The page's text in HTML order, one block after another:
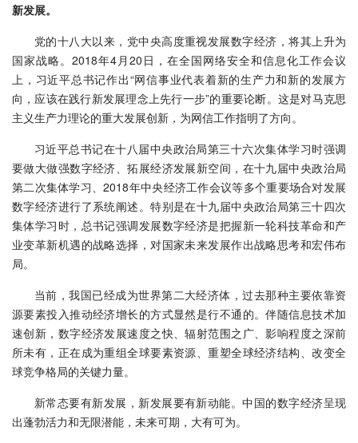
新发展。
党的十八大以来，党中央高度重视发展数字经济，将其上升为
国家战略。2018年4月20日，在全国网络安全和信息化工作会议
上，习近平总书记作出“网信事业代表着新的生产力和新的发展方
向，应该在践行新发展理念上先行一步”的重要论断。这是对马克思
主义生产力理论的重大发展创新，为网信工作指明了方向。
习近平总书记在十八届中央政治局第三十六次集体学习时强调
要做大做强数字经济、拓展经济发展新空间，在十九届中央政治局
第二次集体学习、2018年中央经济工作会议等多个重要场合对发展
数字经济进行了系统阐述。特别是在十九届中央政治局第三十四次
集体学习时，总书记强调发展数字经济是把握新一轮科技革命和产
业变革新机遇的战略选择，对国家未来发展作出战略思考和宏伟布
局。
当前，我国已经成为世界第二大经济体，过去那种主要依靠资
源要素投入推动经济增长的方式显然是行不通的。伴随信息技术加
速创新，数字经济发展速度之快、辐射范围之广、影响程度之深前
所未有，正在成为重组全球要素资源、重塑全球经济结构、改变全
球竞争格局的关键力量。
新常态要有新发展，新发展要有新动能。中国的数字经济呈现
出蓬勃活力和无限潜能，未来可期，大有可为。